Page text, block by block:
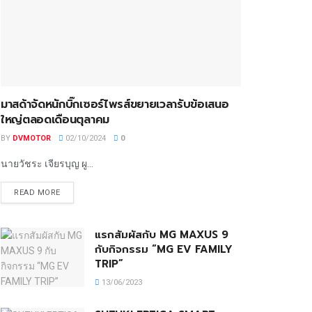
มาสด้าจัดหนักบิ๊กเซอร์ไพรส์ขยายเวลารับข้อเสนอ
ใหญ่ตลอดเดือนตุลาคม
BY DVMOTOR 02/10/2024 0
นายวัชระ เจียรบุญ ผู...
READ MORE
แรกสัมผัสกับ MG MAXUS 9
กับกิจกรรม “MG EV FAMILY
TRIP”
13/06/2023